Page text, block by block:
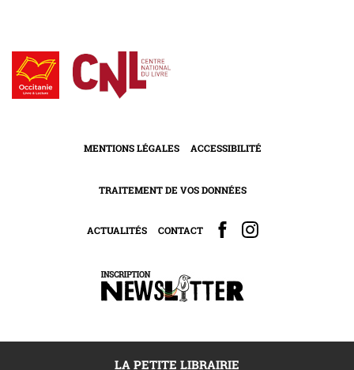
MENTIONS LÉGALES ACCESSIBILITÉ
TRAITEMENT DE VOS DONNÉES
ACTUALITÉS CONTACT
LA PETITE LIBRAIRIE